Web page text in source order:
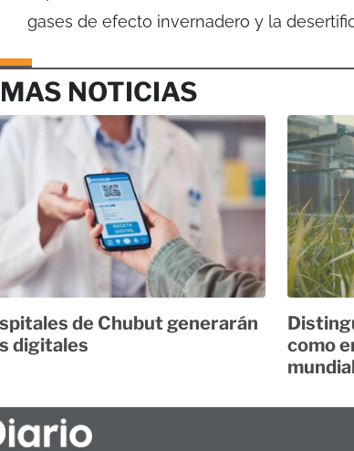
gases de efecto invernadero y la
NOTICIAS
de Chubut generarán
digitales
como